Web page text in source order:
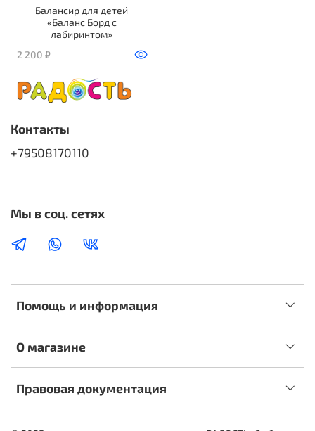
Балансир для детей
«Баланс Борд с
лабиринтом»
2 200 ₽
Помощь и информация
О магазине
Правовая документация
Контакты
+79508170110
Мы в соц. сетях